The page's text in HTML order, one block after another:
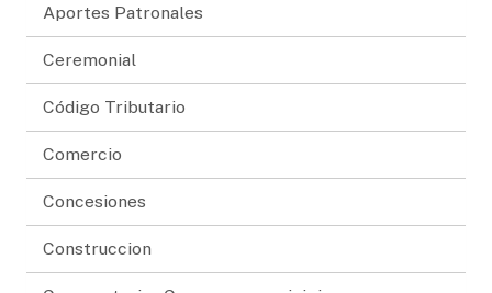
Aportes Patronales
Ceremonial
Código Tributario
Comercio
Concesiones
Construccion